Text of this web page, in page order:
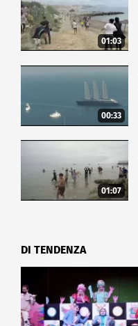
01:03
00:33
01:07
DI TENDENZA